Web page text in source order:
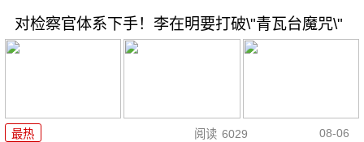
对检察官体系下手！李在明要打破\"青瓦台魔咒\"
最热 阅读 6029 08-06